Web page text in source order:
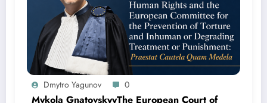
Dmytro Yagunov 0
Mykola GnatovskyyThe European Court of